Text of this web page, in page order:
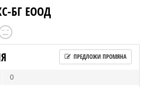
БГ ЕООД
ПРЕДЛОЖИ ПРОМЯНА
0